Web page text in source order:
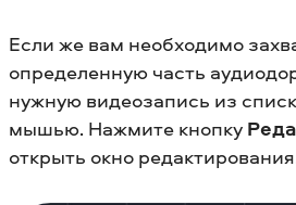
Если же вам необходимо
определенную часть
нужную видеозапись из
мышью. Нажмите кнопку
открыть окно